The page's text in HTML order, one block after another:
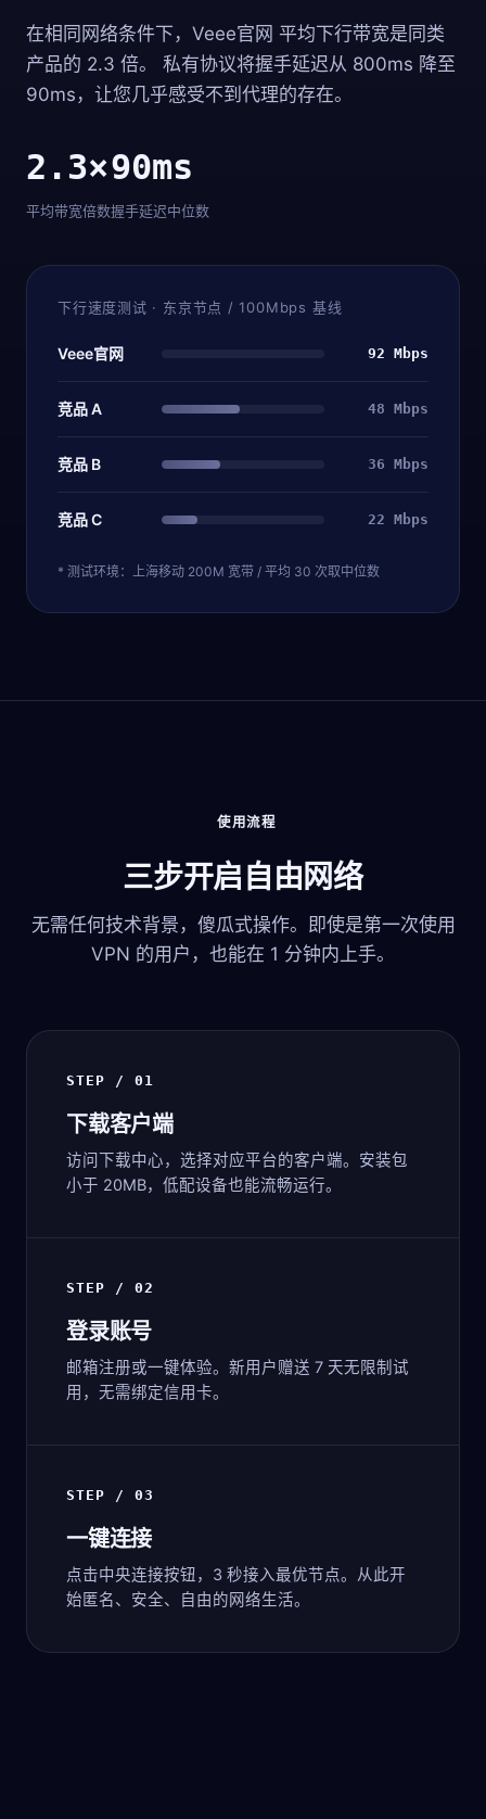
在相同网络条件下，Veee官网 平均下行带宽是同类
产品的 2.3 倍。 私有协议将握手延迟从 800ms 降至
90ms，让您几乎感受不到代理的存在。
2.3×
平均带宽倍数
90ms
握手延迟中位数
下行速度测试 · 东京节点 / 100Mbps 基线
Veee官网 92 Mbps
竞品 A 48 Mbps
竞品 B 36 Mbps
竞品 C 22 Mbps
* 测试环境：上海移动 200M 宽带 / 平均 30 次取中位数
使用流程
三步开启自由网络
无需任何技术背景，傻瓜式操作。即使是第一次使用
VPN 的用户，也能在 1 分钟内上手。
STEP / 01
下载客户端
访问下载中心，选择对应平台的客户端。安装包
小于 20MB，低配设备也能流畅运行。
STEP / 02
登录账号
邮箱注册或一键体验。新用户赠送 7 天无限制试
用，无需绑定信用卡。
STEP / 03
一键连接
点击中央连接按钮，3 秒接入最优节点。从此开
始匿名、安全、自由的网络生活。